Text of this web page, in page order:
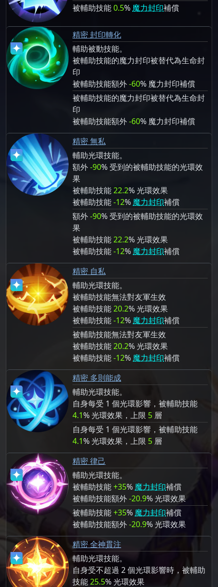
被輔助技能0.5% 魔力封印補償
精密 封印轉化
輔助被動技能。
被輔助技能的魔力封印被替代為生命封
印
被輔助技能額外-60% 魔力封印補償
被輔助技能的魔力封印被替代為生命封
印
被輔助技能額外-60% 魔力封印補償
精密 無私
輔助光環技能。
額外-90% 受到的被輔助技能的光環效
果
被輔助技能22.2% 光環效果
被輔助技能-12% 魔力封印補償
額外-90% 受到的被輔助技能的光環效
果
被輔助技能22.2% 光環效果
被輔助技能-12% 魔力封印補償
精密 自私
輔助光環技能。
被輔助技能無法對友軍生效
被輔助技能20.2% 光環效果
被輔助技能-12% 魔力封印補償
被輔助技能無法對友軍生效
被輔助技能20.2% 光環效果
被輔助技能-12% 魔力封印補償
精密 多則能成
輔助光環技能。
自身每受 1 個光環影響，被輔助技能
4.1% 光環效果，上限 5 層
自身每受 1 個光環影響，被輔助技能
4.1% 光環效果，上限 5 層
精密 律己
輔助光環技能。
被輔助技能+35% 魔力封印補償
被輔助技能額外-20.9% 光環效果
被輔助技能+35% 魔力封印補償
被輔助技能額外-20.9% 光環效果
精密 全神貫注
輔助光環技能。
自身受不超過 2 個光環影響時，被輔助
技能25.5% 光環效果